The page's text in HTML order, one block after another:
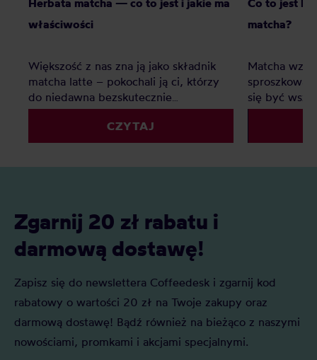
właściwości
Większość z nas zna ją jako składnik
matcha latte – pokochali ją ci, którzy
do niedawna bezskutecznie
poszukiwali ciekawej alternatywy dla
mlecznych kaw. Matcha to jednak o
wiele więcej – jak prawdziwa
CZYTAJ
matcha?
Matcha
się być
specialty.
Zgarnij 20 zł rabatu i
darmową dostawę!
Zapisz się do newslettera Coffeedesk i zgarnij kod
rabatowy o wartości 20 zł na Twoje zakupy oraz
darmową dostawę! Bądź również na bieżąco z naszymi
nowościami, promkami i akcjami specjalnymi.